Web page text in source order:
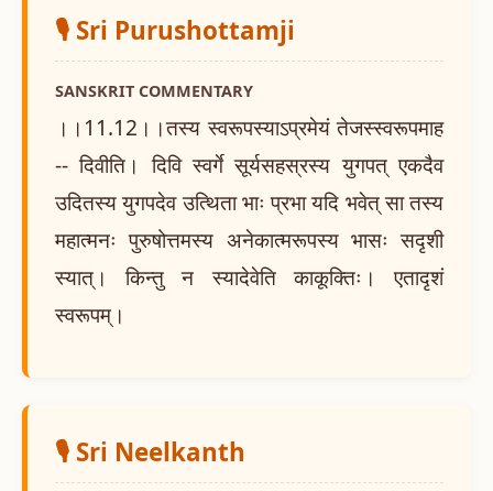
🎙️ Sri Purushottamji
SANSKRIT COMMENTARY
।।11.12।।तस्य स्वरूपस्याऽप्रमेयं तेजस्स्वरूपमाह
-- दिवीति। दिवि स्वर्गे सूर्यसहस्रस्य युगपत् एकदैव
उदितस्य युगपदेव उत्थिता भाः प्रभा यदि भवेत् सा तस्य
महात्मनः पुरुषोत्तमस्य अनेकात्मरूपस्य भासः सदृशी
स्यात्। किन्तु न स्यादेवेति काकूक्तिः। एतादृशं
स्वरूपम्।
🎙️ Sri Neelkanth